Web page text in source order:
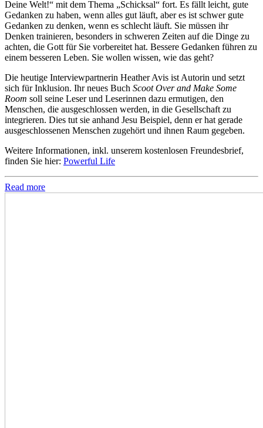
Deine Welt!“ mit dem Thema „Schicksal“ fort. Es fällt leicht, gute
Gedanken zu haben, wenn alles gut läuft, aber es ist schwer gute
Gedanken zu denken, wenn es schlecht läuft. Sie müssen ihr
Denken trainieren, besonders in schweren Zeiten auf die Dinge zu
achten, die Gott für Sie vorbereitet hat. Bessere Gedanken führen zu
einem besseren Leben. Sie wollen wissen, wie das geht?
Die heutige Interviewpartnerin Heather Avis ist Autorin und setzt
sich für Inklusion. Ihr neues Buch Scoot Over and Make Some
Room soll seine Leser und Leserinnen dazu ermutigen, den
Menschen, die ausgeschlossen werden, in die Gesellschaft zu
integrieren. Dies tut sie anhand Jesu Beispiel, denn er hat gerade
ausgeschlossenen Menschen zugehört und ihnen Raum gegeben.
Weitere Informationen, inkl. unserem kostenlosen Freundesbrief,
finden Sie hier: Powerful Life
Read more